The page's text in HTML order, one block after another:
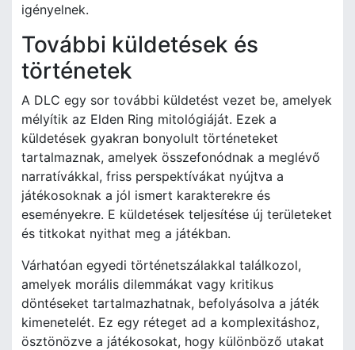
igényelnek.
További küldetések és
történetek
A DLC egy sor további küldetést vezet be, amelyek
mélyítik az Elden Ring mitológiáját. Ezek a
küldetések gyakran bonyolult történeteket
tartalmaznak, amelyek összefonódnak a meglévő
narratívákkal, friss perspektívákat nyújtva a
játékosoknak a jól ismert karakterekre és
eseményekre. E küldetések teljesítése új területeket
és titkokat nyithat meg a játékban.
Várhatóan egyedi történetszálakkal találkozol,
amelyek morális dilemmákat vagy kritikus
döntéseket tartalmazhatnak, befolyásolva a játék
kimenetelét. Ez egy réteget ad a komplexitáshoz,
ösztönözve a játékosokat, hogy különböző utakat